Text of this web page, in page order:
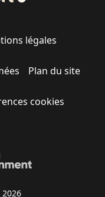
légales
Plan du site
cookies